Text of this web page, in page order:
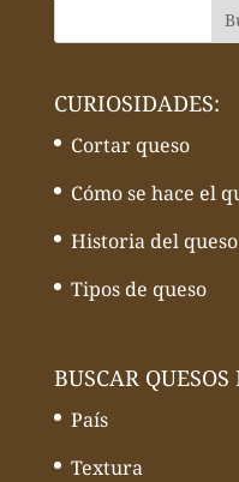
CURIOSIDADES:
Cortar queso
Cómo se hace el
Historia del queso
Tipos de queso
BUSCAR QUESOS
País
Textura